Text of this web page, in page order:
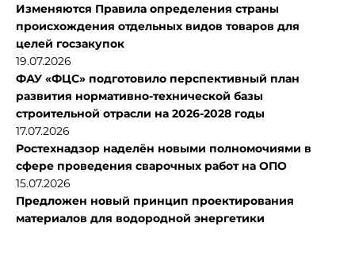
Изменяются Правила определения страны
происхождения отдельных видов товаров для
целей госзакупок
19.07.2026
ФАУ «ФЦС» подготовило перспективный план
развития нормативно-технической базы
строительной отрасли на 2026-2028 годы
17.07.2026
Ростехнадзор наделён новыми полномочиями в
сфере проведения сварочных работ на ОПО
15.07.2026
Предложен новый принцип проектирования
материалов для водородной энергетики